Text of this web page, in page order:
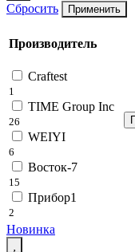
Сбросить Применить
Производитель
Craftest
1
TIME Group Inc
26
WEIYI
6
Восток-7
15
Прибор1
2
Новинка